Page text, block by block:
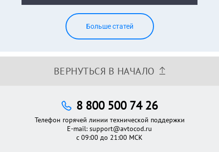
Больше статей
ВЕРНУТЬСЯ В НАЧАЛО
8 800 500 74 26
Телефон горячей линии технической поддержки
E-mail: support@avtocod.ru
с 09:00 до 21:00 МСК